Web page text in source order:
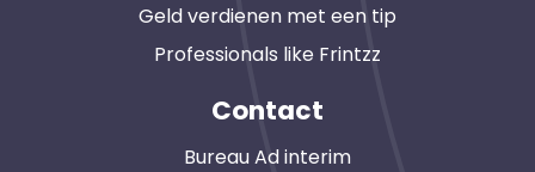
Geld verdienen met een tip
Professionals like Frintzz
Contact
Bureau Ad interim